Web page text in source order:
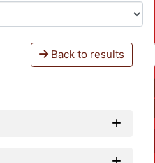
Back to results